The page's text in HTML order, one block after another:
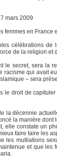
mars 2009
femmes en
célébrations
de la religion et
le secret, sera la
qui avait
– sera
le droit de
la décennie
la manière
elle constate un
faire taire les
les mutilations
et que les